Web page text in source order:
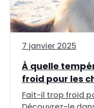
7 janvier 2025
À quelle
froid pour les
Fait-il trop froid